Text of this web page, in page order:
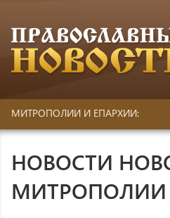
МИТРОПОЛИИ И ЕПАРХИИ:
НОВОСТИ
МИТРОПОЛИИ